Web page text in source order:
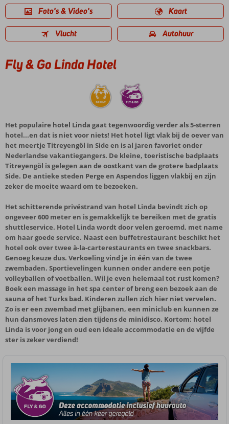
Foto's & Video's Kaart
Vlucht Autohuur
Fly & Go Linda Hotel
Het populaire hotel Linda gaat tegenwoordig verder als 5-sterren
hotel...en dat is niet voor niets! Het hotel ligt vlak bij de oever van
het meertje Titreyengöl in Side en is al jaren favoriet onder
Nederlandse vakantiegangers. De kleine, toeristische badplaats
Titreyengöl is gelegen aan de oostkant van de grotere badplaats
Side. De antieke steden Perge en Aspendos liggen vlakbij en zijn
zeker de moeite waard om te bezoeken.
Het schitterende privéstrand van hotel Linda bevindt zich op
ongeveer 600 meter en is gemakkelijk te bereiken met de gratis
shuttleservice. Hotel Linda wordt door velen geroemd, met name
om haar goede service. Naast een buffetrestaurant beschikt het
hotel ook over twee à-la-carterestaurants en twee snackbars.
Genoeg keuze dus. Verkoeling vind je in één van de twee
zwembaden. Sportievelingen kunnen onder andere een potje
volleyballen of voetballen. Wil je even helemaal tot rust komen?
Boek een massage in het spa center of breng een bezoek aan de
sauna of het Turks bad. Kinderen zullen zich hier niet vervelen.
Zo is er een zwembad met glijbanen, een miniclub en kunnen ze
hun dansmoves laten zien tijdens de minidisco. Kortom: hotel
Linda is voor jong en oud een ideale accommodatie en de vijfde
ster is zeker verdiend!